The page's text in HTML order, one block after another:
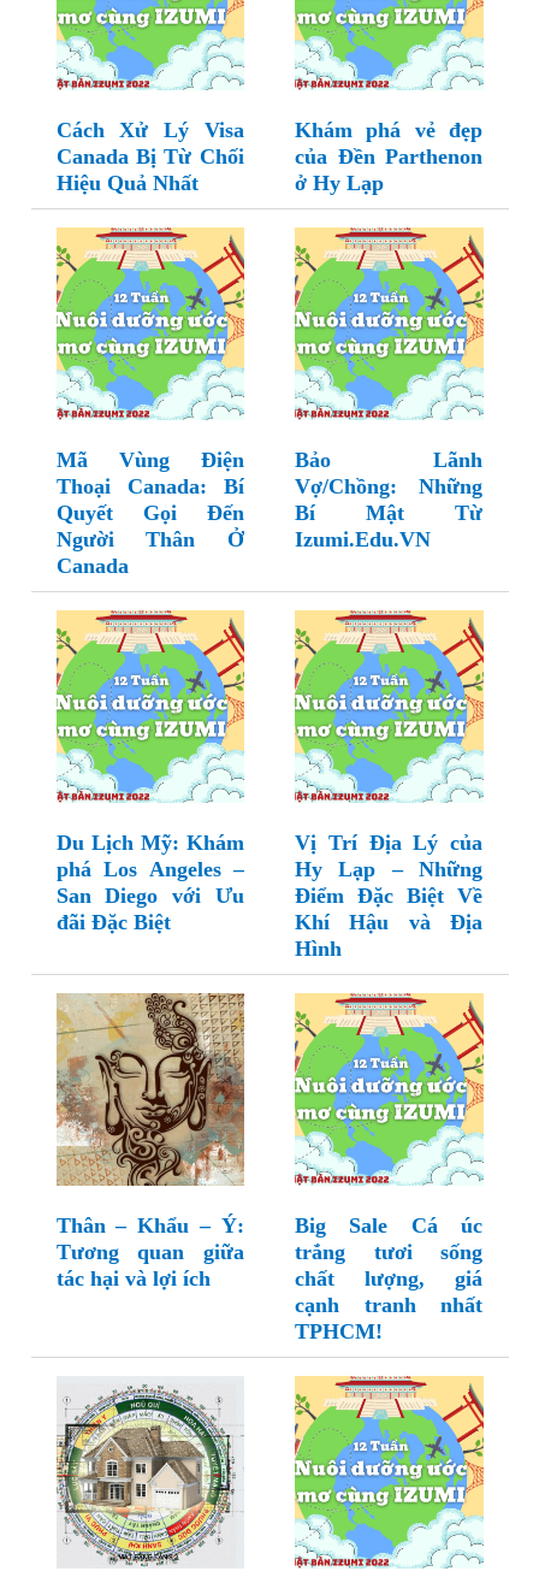
Cách Xử Lý Visa
Canada Bị Từ Chối
Hiệu Quả Nhất
Khám phá vẻ đẹp
của Đền Parthenon
ở Hy Lạp
Mã Vùng Điện
Thoại Canada: Bí
Quyết Gọi Đến
Người Thân Ở
Canada
Bảo Lãnh
Vợ/Chồng: Những
Bí Mật Từ
Izumi.Edu.VN
Du Lịch Mỹ: Khám
phá Los Angeles –
San Diego với Ưu
đãi Đặc Biệt
Vị Trí Địa Lý của
Hy Lạp – Những
Điểm Đặc Biệt Về
Khí Hậu và Địa
Hình
Thân – Khẩu – Ý:
Tương quan giữa
tác hại và lợi ích
Big Sale Cá úc
trắng tươi sống
chất lượng, giá
cạnh tranh nhất
TPHCM!